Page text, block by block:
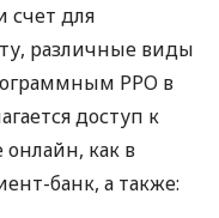
счет для
различные виды
РРО в
доступ к
как в
банк, а также: